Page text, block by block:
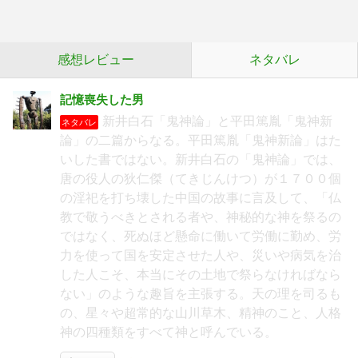
感想レビュー ネタバレ
記憶喪失した男
ネタバレ
新井白石「鬼神論」と平田篤胤「鬼神新
論」の二篇からなる。平田篤胤「鬼神新論」はた
いした書ではない。新井白石の「鬼神論」では、
唐の役人の狄仁傑（てきじんけつ）が１７００個
の淫祀を打ち壊した中国の故事に言及して、「仏
教で敬うべきとされる者や、神秘的な神を祭るの
ではなく、死ぬほど懸命に働いて労働に勤め、労
力を使って国を安定させた人や、災いや病気を治
した人こそ、本当にその土地で祭らなければなら
ない」のような趣旨を主張する。天の理を司るも
の、星々や超常的な山川草木、精神のこと、人格
神の四種類をすべて神と呼んでいる。